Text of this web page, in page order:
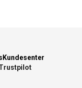
Kundesenter